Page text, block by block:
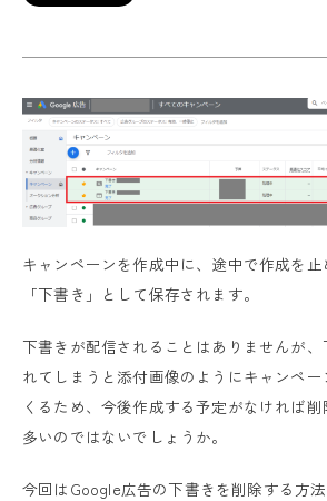
キャンペーンを作成中に、途中で作成を
「下書き」として保存されます。
下書きが配信されることはありませんが、
れてしまうと添付画像のようにキャンペ
くるため、今後作成する予定がなければ
多いのではないでしょうか。
今回はGoogle広告の下書きを削除する方